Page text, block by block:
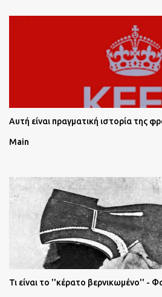
Αυτή είναι πραγματική ιστορία της
Main
Τι είναι το ''κέρατο βερνικωμένο'' -